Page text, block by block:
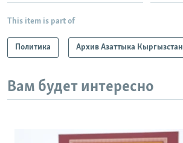
This item is part of
Политика Архив Азаттыка Кыргызстан
Вам будет интересно